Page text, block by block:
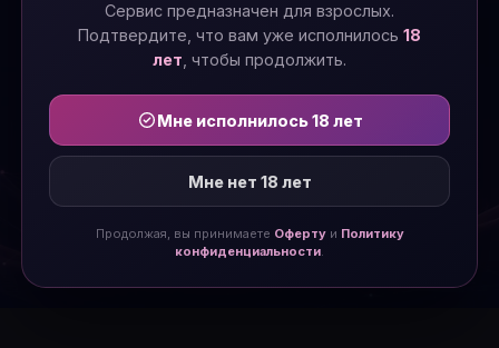
Сервис предназначен для взрослых.
Подтвердите, что вам уже исполнилось 18
лет , чтобы продолжить.
Мне исполнилось 18 лет
Мне нет 18 лет
Продолжая, вы принимаете Офертуи Политику
конфиденциальности.